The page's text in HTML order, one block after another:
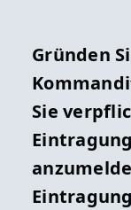
Kontakt
Ihr
finden
Gründen
Sie